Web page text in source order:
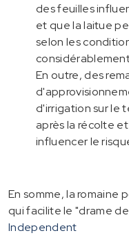
des feuilles
et que la laitue
selon les
En outre, des
d'irrigation sur le
après la récolte
influencer le
En somme, la romaine
qui facilite le "drame
Independent